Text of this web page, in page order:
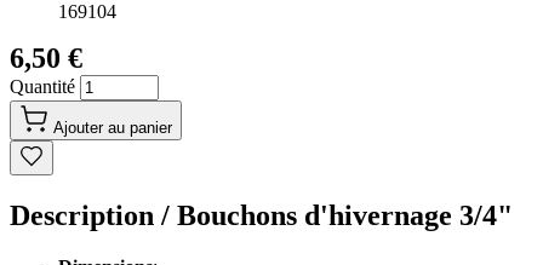
169104
6,50 €
Quantité
Ajouter au panier
Description / Bouchons d'hivernage 3/4"